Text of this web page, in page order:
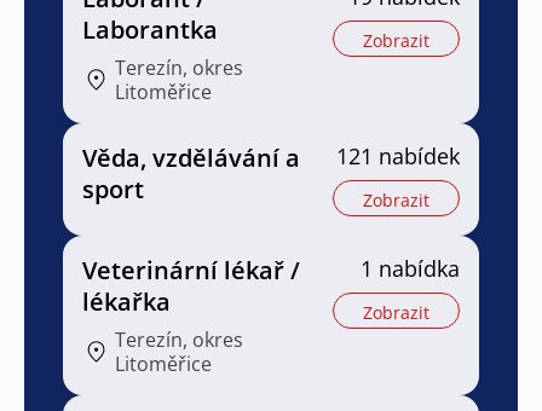
Laborantka
Terezín, okres
Litoměřice
Zobrazit
Věda, vzdělávání a
sport
121 nabídek
Zobrazit
Veterinární lékař /
lékařka
Terezín, okres
Litoměřice
1 nabídka
Zobrazit